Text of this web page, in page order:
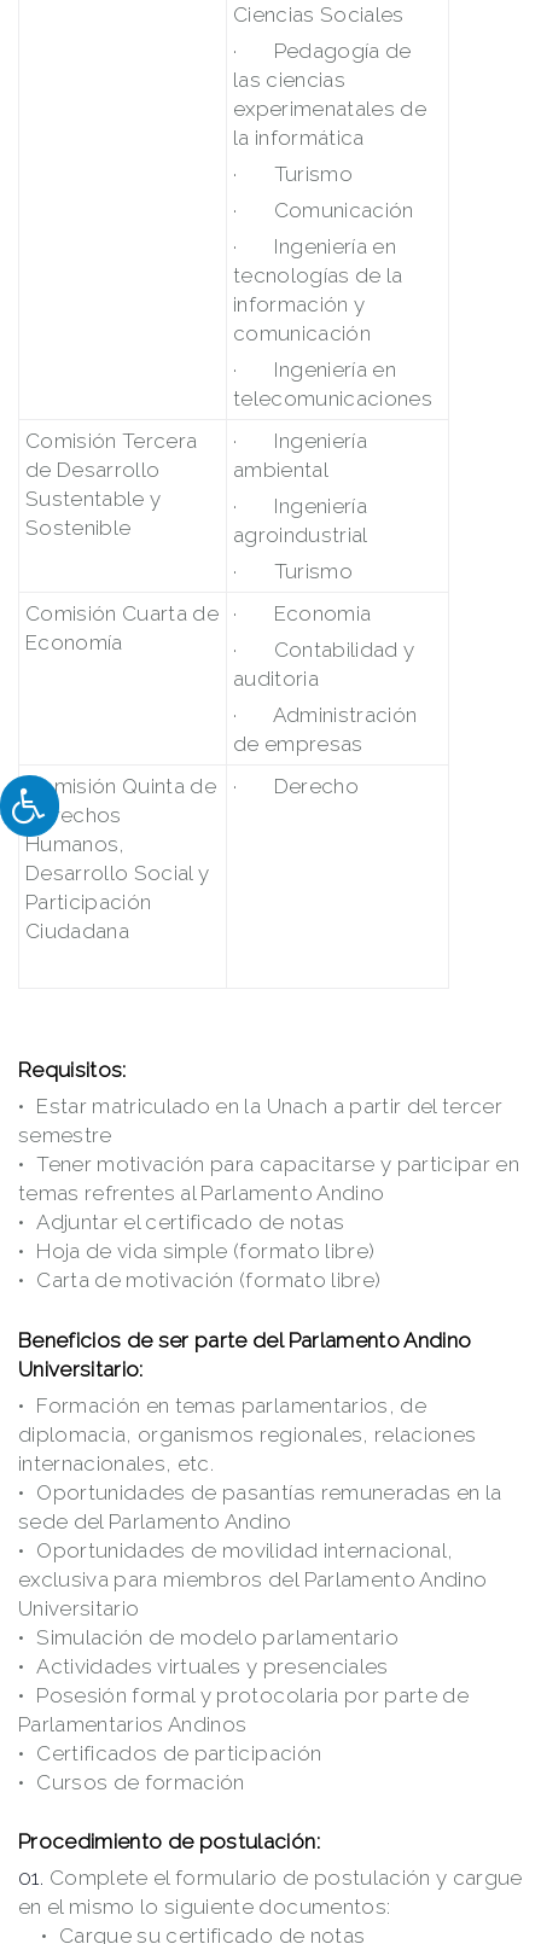
Ciencias Sociales
· Pedagogía de
las ciencias
experimenatales de
la informática
· Turismo
· Comunicación
· Ingeniería en
tecnologías de la
información y
comunicación
· Ingeniería en
telecomunicaciones
Comisión Tercera
de Desarrollo
Sustentable y
Sostenible
· Ingeniería
ambiental
· Ingeniería
agroindustrial
· Turismo
Comisión Cuarta de
Economía
· Economia
· Contabilidad y
auditoria
· Administración
de empresas
Comisión Quinta de
Derechos
Humanos,
Desarrollo Social y
Participación
Ciudadana
· Derecho
Requisitos:
Estar matriculado en la Unach a partir del tercer
semestre
Tener motivación para capacitarse y participar en
temas refrentes al Parlamento Andino
Adjuntar el certificado de notas
Hoja de vida simple (formato libre)
Carta de motivación (formato libre)
Beneficios de ser parte del Parlamento Andino
Universitario:
Formación en temas parlamentarios, de
diplomacia, organismos regionales, relaciones
internacionales, etc.
Oportunidades de pasantías remuneradas en la
sede del Parlamento Andino
Oportunidades de movilidad internacional,
exclusiva para miembros del Parlamento Andino
Universitario
Simulación de modelo parlamentario
Actividades virtuales y presenciales
Posesión formal y protocolaria por parte de
Parlamentarios Andinos
Certificados de participación
Cursos de formación
Procedimiento de postulación:
Complete el formulario de postulación y cargue
en el mismo lo siguiente documentos:
Cargue su certificado de notas